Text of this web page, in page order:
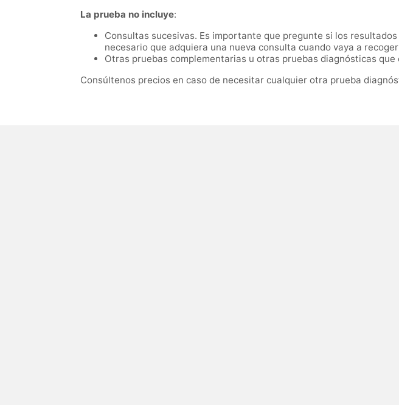
La prueba no incluye:
Consultas sucesivas. Es importante que pregunte si los
necesario que adquiera una nueva consulta cuando vaya a
Otras pruebas complementarias u otras pruebas diagnósticas
Consúltenos precios en caso de necesitar cualquier otra prueba